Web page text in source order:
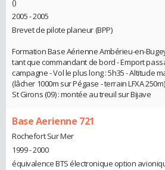
2005 - 2005
Brevet de pilote planeur (BPP)
Formation Base Aérienne Ambérieu-en-
tant que commandant de bord - Emport
campagne - Vol le plus long : 5h35 - Altitude
(lâcher 1000m sur Pégase - terrain LFXA
St Girons (09) : montée au treuil sur Bijave
Base Aerienne 721
Rochefort Sur Mer
1999 - 2000
équivalence BTS électronique option